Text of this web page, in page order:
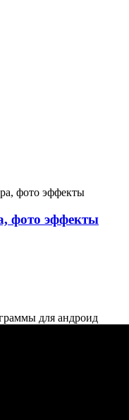
фото эффекты
для андроид